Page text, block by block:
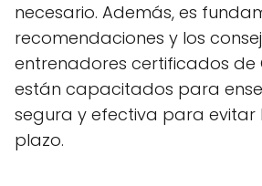
necesario. Además, es
recomendaciones y los
entrenadores certificados de
están capacitados para
segura y efectiva para evitar
plazo.